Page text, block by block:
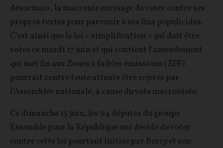
désormais, la macronie envisage de voter contre ses
propres textes pour parvenir à ses fins populicides.
C’est ainsi que la loi « simplification » qui doit être
votée ce mardi 17 juin et qui contient l’amendement
qui met fin aux Zones à faibles émissions (ZFE)
pourrait contre toute attente être rejetée par
l’Assemblée nationale, à cause du vote macroniste.
Ce dimanche 15 juin, les 94 députés du groupe
Ensemble pour la République ont décidé de voter
contre cette loi pourtant initiée par Bercy et son